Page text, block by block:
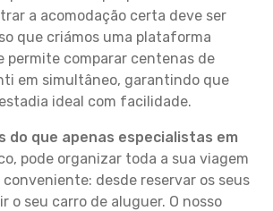
a acomodação certa deve ser
que criámos uma plataforma
permite comparar centenas de
em simultâneo, garantindo que
ideal com facilidade.
do que apenas especialistas em
pode organizar toda a sua viagem
desde reservar os seus
o seu carro de aluguer. O nosso